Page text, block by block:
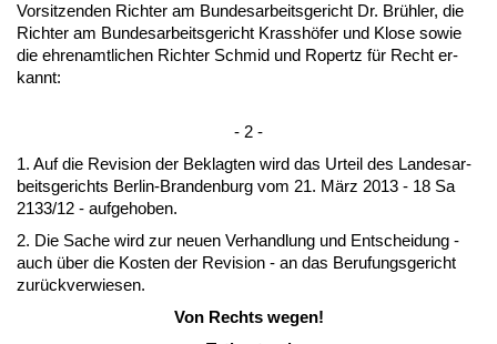
Vor­sit­zen­den Rich­ter am Bun­des­ar­beits­ge­richt Dr. Brühler, die
Rich­ter am Bun­des­ar­beits­ge­richt Krasshöfer und Klo­se so­wie
die eh­ren­amt­li­chen Rich­ter Schmid und Ro­pertz für Recht er­
kannt:
- 2 -
1. Auf die Re­vi­si­on der Be­klag­ten wird das Ur­teil des Lan­des­ar­
beits­ge­richts Ber­lin-Bran­den­burg vom 21. März 2013 - 18 Sa
2133/12 - auf­ge­ho­ben.
2. Die Sa­che wird zur neu­en Ver­hand­lung und Ent­schei­dung -
auch über die Kos­ten der Re­vi­si­on - an das Be­ru­fungs­ge­richt
zurück­ver­wie­sen.
Von Rechts we­gen!